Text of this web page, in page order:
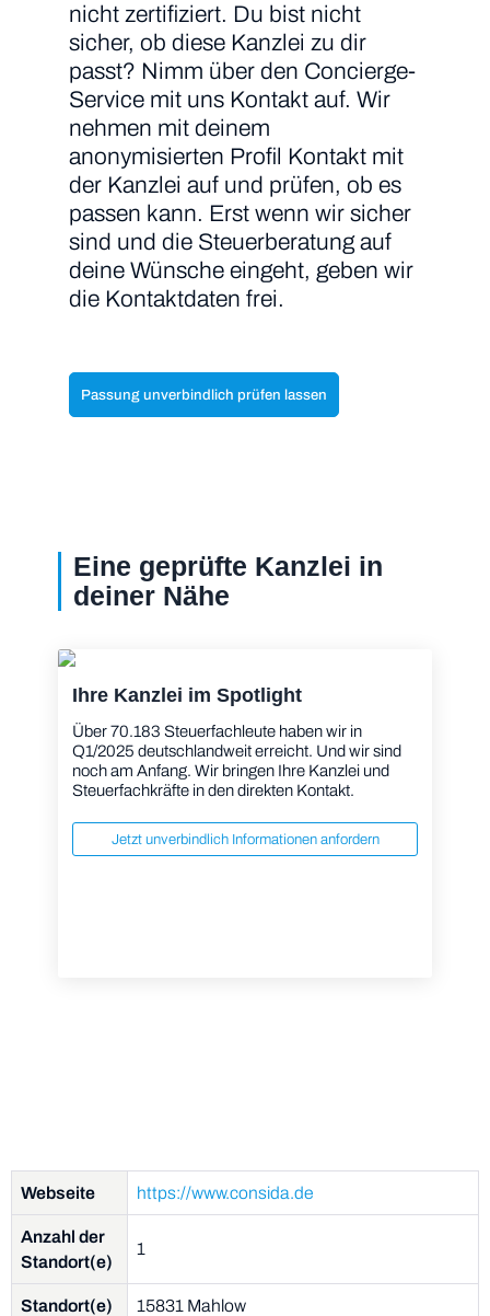
nicht zertifiziert. Du bist nicht
sicher, ob diese Kanzlei zu dir
passt? Nimm über den Concierge-
Service mit uns Kontakt auf. Wir
nehmen mit deinem
anonymisierten Profil Kontakt mit
der Kanzlei auf und prüfen, ob es
passen kann. Erst wenn wir sicher
sind und die Steuerberatung auf
deine Wünsche eingeht, geben wir
die Kontaktdaten frei.
Passung unverbindlich prüfen lassen
Eine geprüfte Kanzlei in
deiner Nähe
Ihre Kanzlei im Spotlight
Über 70.183 Steuerfachleute haben wir in
Q1/2025 deutschlandweit erreicht. Und wir sind
noch am Anfang. Wir bringen Ihre Kanzlei und
Steuerfachkräfte in den direkten Kontakt.
Jetzt unverbindlich Informationen anfordern
Webseite https://www.consida.de
Anzahl der
Standort(e)
1
Standort(e) 15831 Mahlow